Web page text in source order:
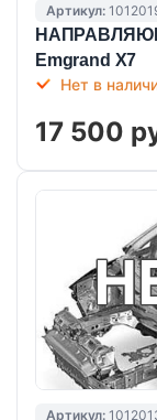
Артикул:
Emgrand X7
Нет в
17 500
Артикул: